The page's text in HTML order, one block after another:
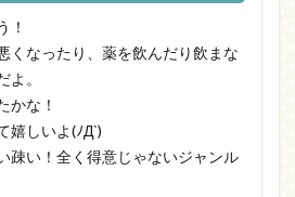
！
くなったり、薬を飲んだり飲まな
。
かな！
嬉しいよ(ﾉД`)
疎い！全く得意じゃないジャンル